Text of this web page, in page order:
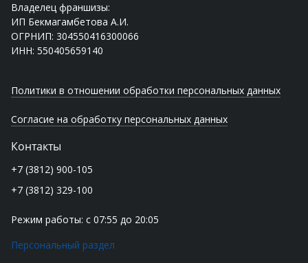
Владелец франшизы:
ИП Бекмагамбетова А.И.
ОГРНИП: 304550416300066
ИНН: 550405659140
Политики в отношении обработки персональных данных
Согласие на обработку персональных данных
Контакты
+7 (3812) 900-105
+7 (3812) 329-100
Режим работы: с 07:55 до 20:05
Персональный раздел